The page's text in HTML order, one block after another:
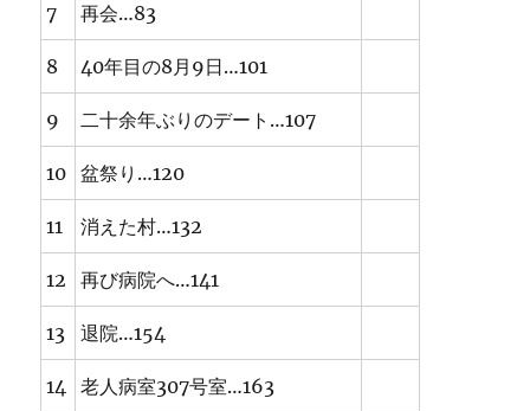
7 再会…83
8 40年目の8月9日…101
9 二十余年ぶりのデート…107
10 盆祭り…120
11 消えた村…132
12 再び病院へ…141
13 退院…154
14 老人病室307号室…163